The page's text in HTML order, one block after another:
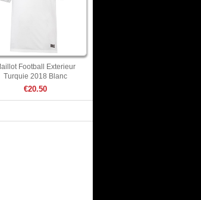
Football Exterieur
Turquie 2018 Blanc
€20.50